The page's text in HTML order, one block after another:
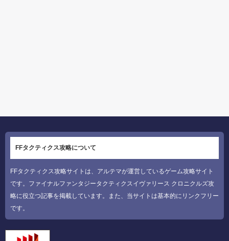
FFタクティクス攻略について
FFタクティクス攻略サイトは、アルテマが運営しているゲーム攻略サイト
です。ファイナルファンタジータクティクスイヴァリース クロニクルズ攻
略に役立つ記事を掲載しています。また、当サイトは基本的にリンクフリー
です。